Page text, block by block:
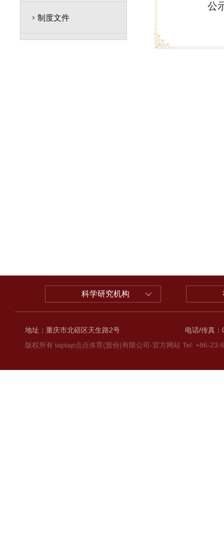
制度文件
公
科学研究机构
地址：重庆市北碚区天生路2号
电话/传真
版权所有 taptap点点体育(股份)有限公司-官方网站 Tel: +86-23-